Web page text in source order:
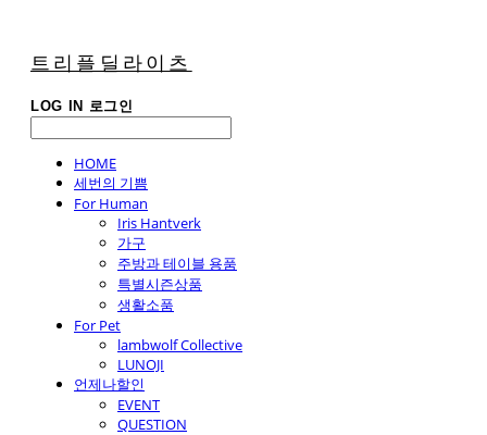
트리플딜라이츠
LOG IN 로그인
HOME
세번의 기쁨
For Human
Iris Hantverk
가구
주방과 테이블 용품
특별시즌상품
생활소품
For Pet
lambwolf Collective
LUNOJI
언제나할인
EVENT
QUESTION